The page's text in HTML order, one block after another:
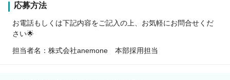
応募方法
お電話もしくは下記内容をご記入の上、お気軽にお問合せくだ
さい🌟
担当者名：株式会社anemone 本部採用担当